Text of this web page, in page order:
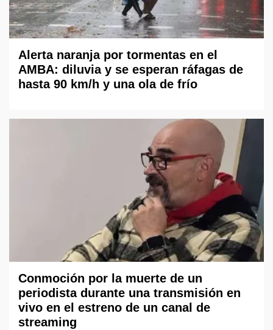
Alerta naranja por tormentas en el
AMBA: diluvia y se esperan ráfagas de
hasta 90 km/h y una ola de frío
Conmoción por la muerte de un
periodista durante una transmisión en
vivo en el estreno de un canal de
streaming